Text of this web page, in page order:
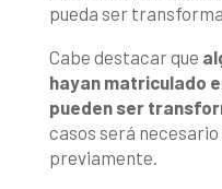
pueda ser
Cabe destacar que
hayan matriculado
pueden ser
casos será
previamente.